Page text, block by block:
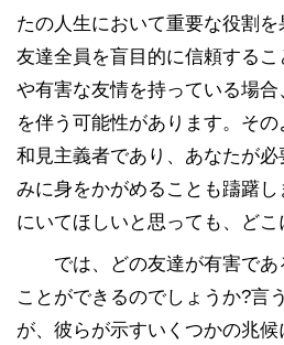
たの人生において重要な役割を
友達全員を盲目的に信頼する
や有害な友情を持っている場
を伴う可能性があります。そ
和見主義者であり、あなたが
みに身をかがめることも躊躇
にいてほしいと思っても、どこ
では、どの友達が有害で
ことができるのでしょうか?言
が、彼らが示すいくつかの兆